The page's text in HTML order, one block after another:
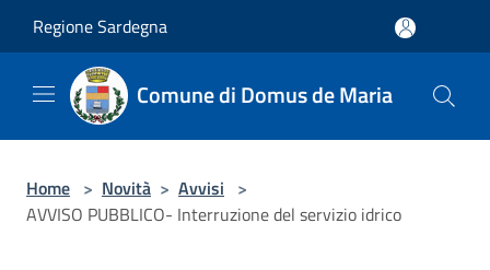
Regione Sardegna
Comune di Domus de Maria
Home > Novità > Avvisi >
AVVISO PUBBLICO- Interruzione del servizio idrico